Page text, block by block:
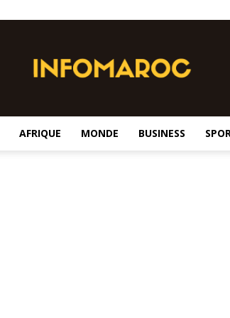
AFRIQUE MONDE BUSINESS